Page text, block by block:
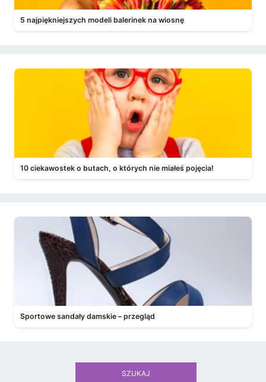
5 najpiękniejszych modeli balerinek na wiosnę
10 ciekawostek o butach, o których nie miałeś pojęcia!
Sportowe sandały damskie – przegląd
SZUKAJ